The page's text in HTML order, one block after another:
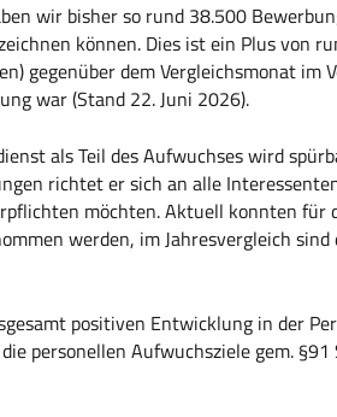
wir bisher so rund 38.500
können. Dies ist ein Plus von
gegenüber dem Vergleichsmonat im
war (Stand 22. Juni 2026).
als Teil des Aufwuchses wird
richtet er sich an alle
möchten. Aktuell konnten für
werden, im Jahresvergleich
positiven Entwicklung in der
personellen Aufwuchsziele gem.